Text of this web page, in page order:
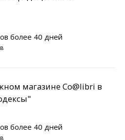
более 40 дней
магазине Co@libri в
более 40 дней